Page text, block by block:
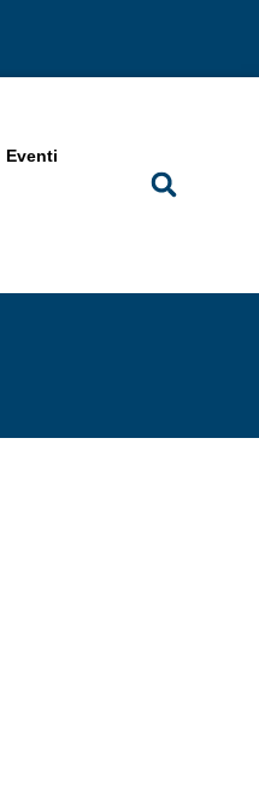
Eventi